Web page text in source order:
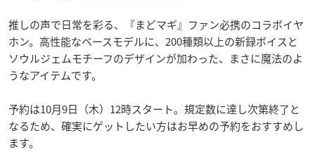
推しの声で日常を彩る、『まどマギ』ファン必携のコラボイヤ
ホン。高性能なベースモデルに、200種類以上の新録ボイスと
ソウルジェムモチーフのデザインが加わった、まさに魔法のよ
うなアイテムです。
予約は10月9日（木）12時スタート。規定数に達し次第終了と
なるため、確実にゲットしたい方はお早めの予約をおすすめし
ます。